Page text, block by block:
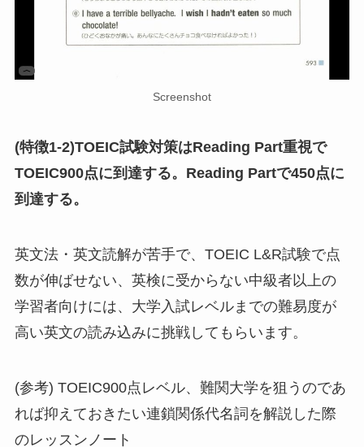
Screenshot
(特徴1-2)TOEIC試験対策はReading Part重視で
TOEIC900点に到達する。Reading Partで450点に
到達する。
英文法・英文読解が苦手で、TOEIC L&R試験で点
数が伸ばせない、英検に受からない中級者以上の
学習者向けには、大学入試レベルまでの難易度が
高い英文の読み込みに挑戦してもらいます。
(参考) TOEIC900点レベル、難関大学を狙うのであ
れば抑えておきたい連鎖関係代名詞を解説した際
のレッスンノート